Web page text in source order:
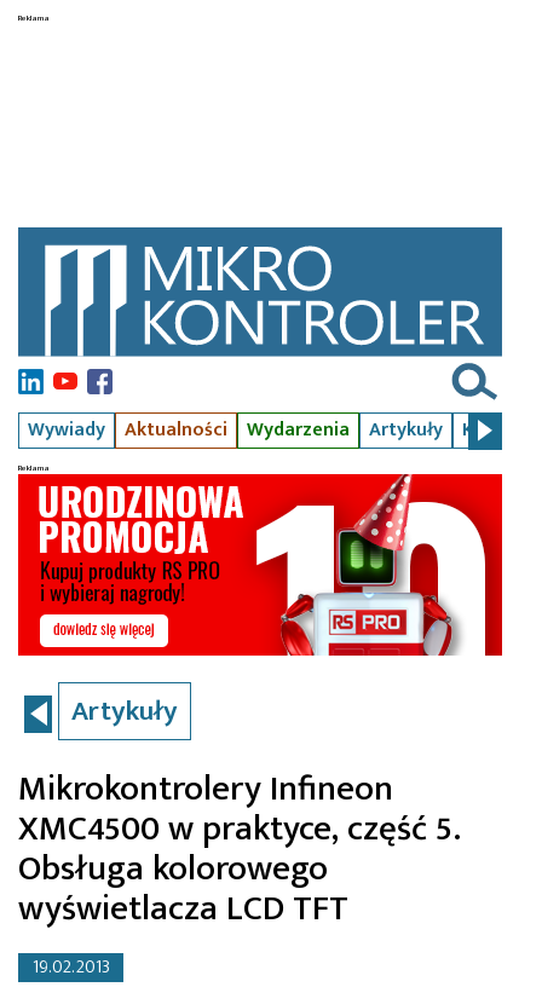
Wywiady Aktualności Wydarzenia Artykuły Kursy
Artykuły
Mikrokontrolery Infineon
XMC4500 w praktyce, część 5.
Obsługa kolorowego
wyświetlacza LCD TFT
19.02.2013